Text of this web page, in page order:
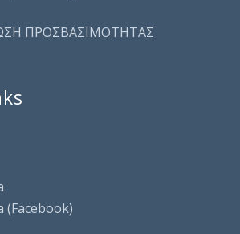
ΠΡΟΣΒΑΣΙΜΟΤΗΤΑΣ
(Facebook)